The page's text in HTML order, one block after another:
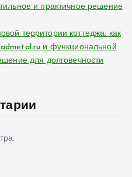
и практичное решение
территории коттеджа: как
и функциональной
для долговечности